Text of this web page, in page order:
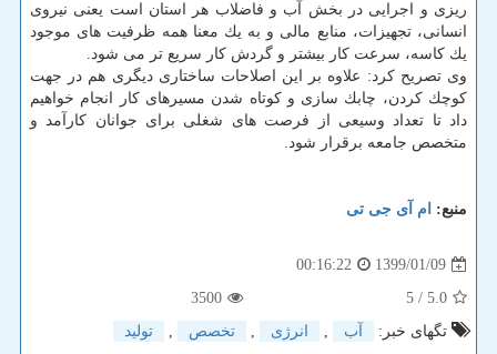
ریزی و اجرایی در بخش آب و فاضلاب هر استان است یعنی نیروی
انسانی، تجهیزات، منابع مالی و به یك معنا همه ظرفیت های موجود
یك كاسه، سرعت كار بیشتر و گردش كار سریع تر می شود.
وی تصریح كرد: علاوه بر این اصلاحات ساختاری دیگری هم در جهت
كوچك كردن، چابك سازی و كوتاه شدن مسیرهای كار انجام خواهیم
داد تا تعداد وسیعی از فرصت های شغلی برای جوانان كارآمد و
متخصص جامعه برقرار شود.
منبع: ام آی جی تی
1399/01/09
00:16:22
5.0
/ 5
3500
تگهای خبر:
آب , انرژی , تخصص , تولید